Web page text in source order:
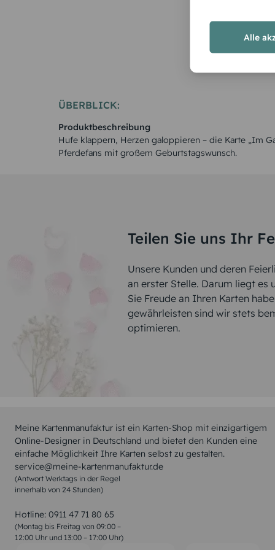
ÜBERBLICK:
Produktbeschreibung
Hufe klappern, Herzen galoppieren – die Karte „Im
Pferdefans mit großem Geburtstagswunsch.
Teilen Sie uns Ihr
Unsere Kunden und deren
an erster Stelle. Darum liegt es
Sie Freude an Ihren Karten
gewährleisten sind wir stets
optimieren.
Meine Kartenmanufaktur ist ein Karten-Shop mit einzigartigem
Online-Designer in Deutschland und bietet den Kunden eine
einfache Möglichkeit Ihre Karten selbst zu gestalten.
service@meine-kartenmanufaktur.de
(Antwort Werktags in der Regel
innerhalb von 24 Stunden)
Hotline: 0911 47 71 80 65
(Montag bis Freitag von 09:00 –
12:00 Uhr und 13:00 – 17:00 Uhr)
Alle